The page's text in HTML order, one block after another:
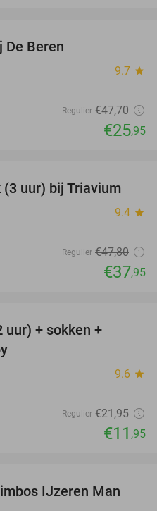
De Beren
9.7 star
Regulier €47,70
€25,95
21%
(3 uur) bij Triavium
9.4 star
Regulier €47,80
€37,95
uur) + sokken +
9.6 star
Regulier €21,95
€11 ,95
29%
IJzeren Man